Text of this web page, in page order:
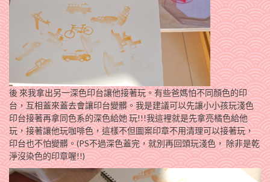
後 來我拿出另一深色印台讓他接著玩。有些爸媽怕不同顏色的印
台，互相蓋來蓋去會讓印台變髒。我是建議可以先讓小小孩玩淺色
印台接著再拿同色系的深色給她 玩!!!我這裡就是先拿亮橘色給他
玩，接著讓他玩咖啡色，這樣不但圖案印章不用清理可以接著玩，
印台也不怕變髒。(PS不過深色蓋完，就別再回頭玩淺色， 除非是乾
淨沒染色的印章喔!!)